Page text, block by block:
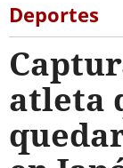
Deportes
atleta